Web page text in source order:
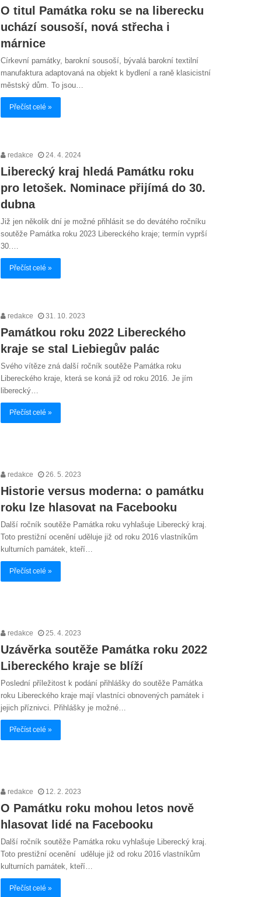
O titul Památka roku se na liberecku
uchází sousoší, nová střecha i
márnice
Církevní památky, barokní sousoší, bývalá barokní textilní
manufaktura adaptovaná na objekt k bydlení a raně klasicistní
městský dům. To jsou…
Přečíst celé »
redakce 24. 4. 2024
Liberecký kraj hledá Památku roku
pro letošek. Nominace přijímá do 30.
dubna
Již jen několik dní je možné přihlásit se do devátého ročníku
soutěže Památka roku 2023 Libereckého kraje; termín vyprší
30.…
Přečíst celé »
redakce 31. 10. 2023
Památkou roku 2022 Libereckého
kraje se stal Liebiegův palác
Svého vítěze zná další ročník soutěže Památka roku
Libereckého kraje, která se koná již od roku 2016. Je jím
liberecký…
Přečíst celé »
redakce 26. 5. 2023
Historie versus moderna: o památku
roku lze hlasovat na Facebooku
Další ročník soutěže Památka roku vyhlašuje Liberecký kraj.
Toto prestižní ocenění uděluje již od roku 2016 vlastníkům
kulturních památek, kteří…
Přečíst celé »
redakce 25. 4. 2023
Uzávěrka soutěže Památka roku 2022
Libereckého kraje se blíží
Poslední příležitost k podání přihlášky do soutěže Památka
roku Libereckého kraje mají vlastníci obnovených památek i
jejich příznivci. Přihlášky je možné…
Přečíst celé »
redakce 12. 2. 2023
O Památku roku mohou letos nově
hlasovat lidé na Facebooku
Další ročník soutěže Památka roku vyhlašuje Liberecký kraj.
Toto prestižní ocenění uděluje již od roku 2016 vlastníkům
kulturních památek, kteří…
Přečíst celé »